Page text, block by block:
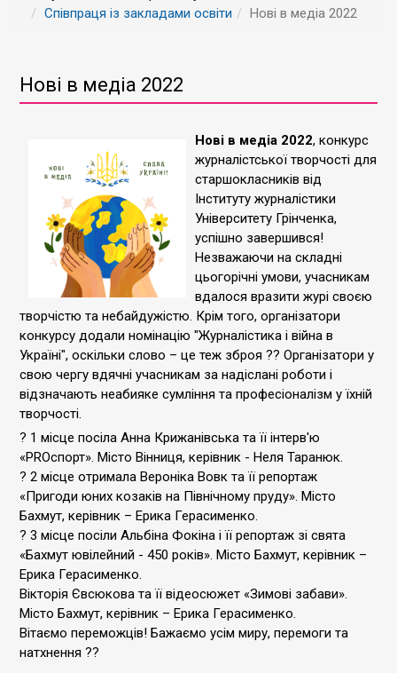
Співпраця із закладами освіти
Нові в медіа 2022
Нові в медіа 2022
Нові в медіа 2022, конкурс
журналістської творчості для
старшокласників від
Інституту журналістики
Університету Грінченка,
успішно завершився!
Незважаючи на складні
цьогорічні умови, учасникам
вдалося вразити журі своєю
творчістю та небайдужістю. Крім того, організатори
конкурсу додали номінацію "Журналістика і війна в
Україні", оскільки слово – це теж зброя ?? Організатори у
свою чергу вдячні учасникам за надіслані роботи і
відзначають неабияке сумління та професіоналізм у їхній
творчості.
? 1 місце посіла Анна Крижанівська та її інтерв'ю
«PROспорт». Місто Вінниця, керівник - Неля Таранюк.
? 2 місце отримала Вероніка Вовк та її репортаж
«Пригоди юних козаків на Північному пруду». Місто
Бахмут, керівник – Ерика Герасименко.
? 3 місце посіли Альбіна Фокіна і її репортаж зі свята
«Бахмут ювілейний - 450 років». Місто Бахмут, керівник –
Ерика Герасименко.
Вікторія Євсюкова та її відеосюжет «Зимові забави».
Місто Бахмут, керівник – Ерика Герасименко.
Вітаємо переможців! Бажаємо усім миру, перемоги та
натхнення ??